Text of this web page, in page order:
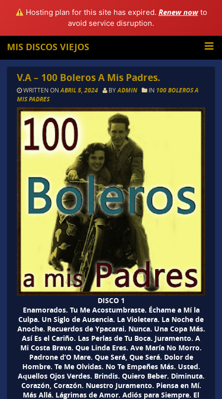
Hosting plan for this site has expired. Renew nowto
avoid service disruption.
MIS DISCOS VIEJOS
V.A – 100 Boleros A Mis Padres.
WRITTEN ON ABRIL 5, 2024 BYADMIN IN 100 BOLEROS A
MIS PADRES
DISCO 1
Enamorados. Tu Me Acostumbraste. Échame a Mí la
Culpa. Un Siglo de Ausencia. La Violetera. La Noche de
Anoche. Recuerdos de Ypacarai. Nunca. Una Copa Más.
Así Es el Cariño. Las Perlas de Tu Boca. Juramento. A
Mi Costa Brava. Que Linda Eres. Ave María No Morro.
Padrone d’O Mare. Que Será, Que Será. Dolor de
Hombre. Te Me Olvidas. No Te Empeñes Más. Usted.
Aquellos Ojos Verdes. Brindis. Quiero Beber. Diminuta.
Corazón, Corazón. Nuestro Juramento. Piensa en Mí.
Más Allá. Lágrimas de Amor. Adiós para Siempre. El